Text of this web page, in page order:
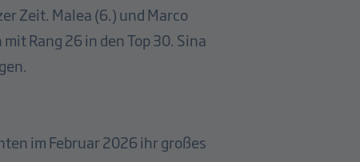
Zeit. Malea (6.) und Marco
Rang 26 in den Top 30. Sina
im Februar 2026 ihr großes